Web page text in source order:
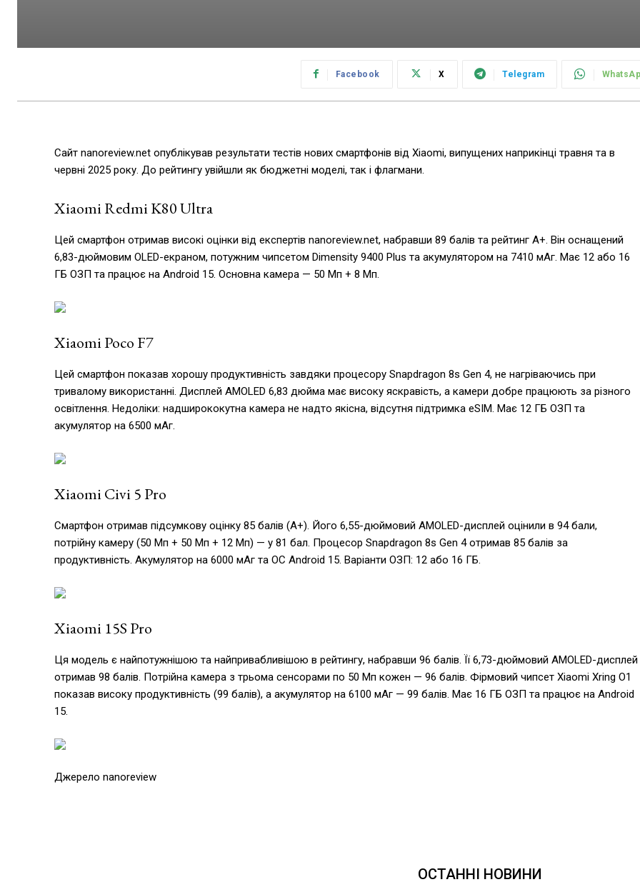
Facebook X Telegram
Сайт nanoreview.net опублікував результати тестів нових смартфонів від Xiaomi, випущених наприкінці травня та в
червні 2025 року. До рейтингу увійшли як бюджетні моделі, так і флагмани.
Xiaomi Redmi K80 Ultra
Цей смартфон отримав високі оцінки від експертів nanoreview.net, набравши 89 балів та рейтинг А+. Він оснащений
6,83-дюймовим OLED-екраном, потужним чипсетом Dimensity 9400 Plus та акумулятором на 7410 мАг. Має 12 або 16
ГБ ОЗП та працює на Android 15. Основна камера — 50 Мп + 8 Мп.
Xiaomi Poco F7
Цей смартфон показав хорошу продуктивність завдяки процесору Snapdragon 8s Gen 4, не нагріваючись при
тривалому використанні. Дисплей AMOLED 6,83 дюйма має високу яскравість, а камери добре працюють за різного
освітлення. Недоліки: надширококутна камера не надто якісна, відсутня підтримка eSIM. Має 12 ГБ ОЗП та
акумулятор на 6500 мАг.
Xiaomi Civi 5 Pro
Смартфон отримав підсумкову оцінку 85 балів (А+). Його 6,55-дюймовий AMOLED-дисплей оцінили в 94 бали,
потрійну камеру (50 Мп + 50 Мп + 12 Мп) — у 81 бал. Процесор Snapdragon 8s Gen 4 отримав 85 балів за
продуктивність. Акумулятор на 6000 мАг та ОС Android 15. Варіанти ОЗП: 12 або 16 ГБ.
Xiaomi 15S Pro
Ця модель є найпотужнішою та найпривабливішою в рейтингу, набравши 96 балів. Її 6,73-дюймовий AMOLED-дисплей
отримав 98 балів. Потрійна камера з трьома сенсорами по 50 Мп кожен — 96 балів. Фірмовий чипсет Xiaomi Xring O1
показав високу продуктивність (99 балів), а акумулятор на 6100 мАг — 99 балів. Має 16 ГБ ОЗП та працює на Android
15.
Джерело nanoreview
ОСТАННІ НОВИНИ